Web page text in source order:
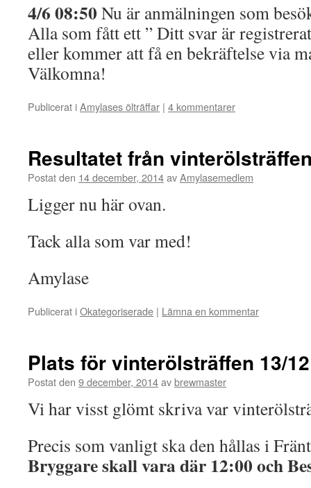
4/6 08:50 Nu är anmälningen som
Alla som fått ett ” Ditt svar är
eller kommer att få en bekräftelse via
Välkomna!
Publicerat iAmylases ölträffar | 4 kommentarer
Resultatet från
Postat den 14 december, 2014avAmylasemedlem
Ligger nu här ovan.
Tack alla som var med!
Amylase
Publicerat iOkategoriserade | Lämna en kommentar
Plats för vinterölsträffen 13/12
Postat den 9 december, 2014avbrewmaster
Vi har visst glömt skriva var
Precis som vanligt ska den hållas i
Bryggare skall vara där 12:00 och